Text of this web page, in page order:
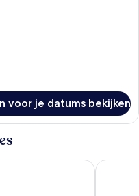
voor je datums bekijken